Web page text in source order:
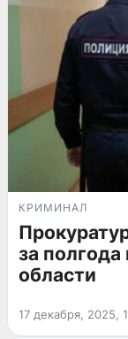
КРИМИНАЛ
за
области
17 декабря, 2025,